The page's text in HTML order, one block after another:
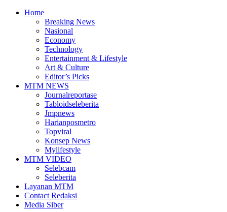
Home
Breaking News
Nasional
Economy
Technology
Entertainment & Lifestyle
Art & Culture
Editor’s Picks
MTM NEWS
Journalreportase
Tabloidseleberita
Jmpnews
Harianposmetro
Topviral
Konsep News
Mylifestyle
MTM VIDEO
Selebcam
Seleberita
Layanan MTM
Contact Redaksi
Media Siber